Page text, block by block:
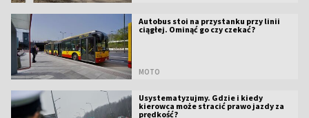
Autobus stoi na przystanku przy linii
ciągłej. Ominąć go czy czekać?
MOTO
Usystematyzujmy. Gdzie i kiedy
kierowca może stracić prawo jazdy za
prędkość?